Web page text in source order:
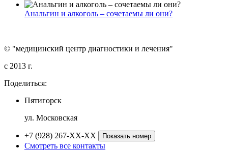
Анальгин и алкоголь – сочетаемы ли они?
© "медицинский центр диагностики и лечения"
c 2013 г.
Поделиться:
Пятигорск
ул. Московская
+7 (928) 267-XX-XX Показать номер
Смотреть все контакты